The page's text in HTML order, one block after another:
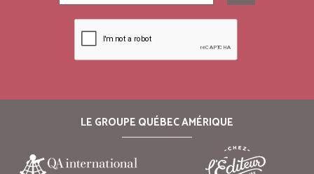
LE GROUPE QUÉBEC AMÉRIQUE